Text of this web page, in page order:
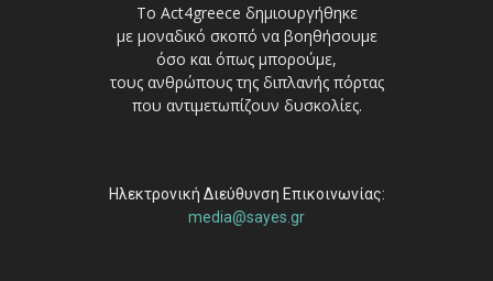
Το Act4greece δημιουργήθηκε
με μοναδικό σκοπό να βοηθήσουμε
όσο και όπως μπορούμε,
τους ανθρώπους της διπλανής πόρτας
που αντιμετωπίζουν δυσκολίες.
Ηλεκτρονική Διεύθυνση Επικοινωνίας:
media@sayes.gr